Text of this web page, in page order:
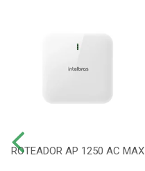
ROTEADOR AP 1250 AC MAX